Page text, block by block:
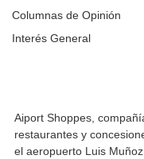
Columnas de Opinión
Interés General
Aiport Shoppes,
restaurantes y
el aeropuerto Luis